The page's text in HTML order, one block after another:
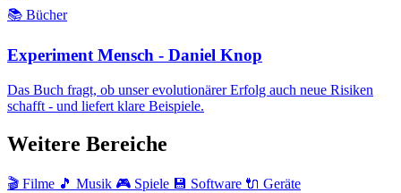
📚 Bücher
Experiment Mensch - Daniel Knop
Das Buch fragt, ob unser evolutionärer Erfolg auch neue Risiken
schafft - und liefert klare Beispiele.
Weitere Bereiche
🎬 Filme 🎵 Musik 🎮 Spiele 💾 Software 🔌 Geräte